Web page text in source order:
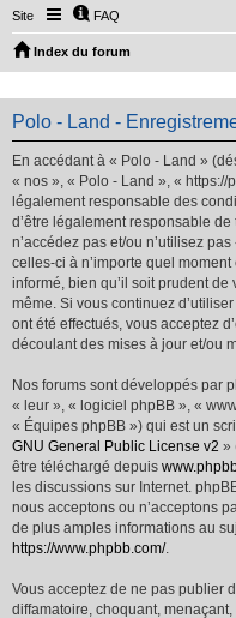
Site FAQ
Index du forum
Polo - Land -
En accédant à « Polo - Land »
« nos », « Polo - Land », « https://
légalement responsable des
d’être légalement responsable
n’accédez pas et/ou n’utilisez
celles-ci à n’importe quel
informé, bien qu’il soit prudent
même. Si vous continuez
ont été effectués, vous acceptez
découlant des mises à jour et/ou
Nos forums sont développés par
« leur », « logiciel phpBB », «
« Équipes phpBB ») qui est un
GNU General Public License v2 »
être téléchargé depuis
les discussions sur Internet.
nous acceptons ou n’acceptons
de plus amples informations au
https://www.phpbb.com/.
Vous acceptez de ne pas publier
diffamatoire, choquant,